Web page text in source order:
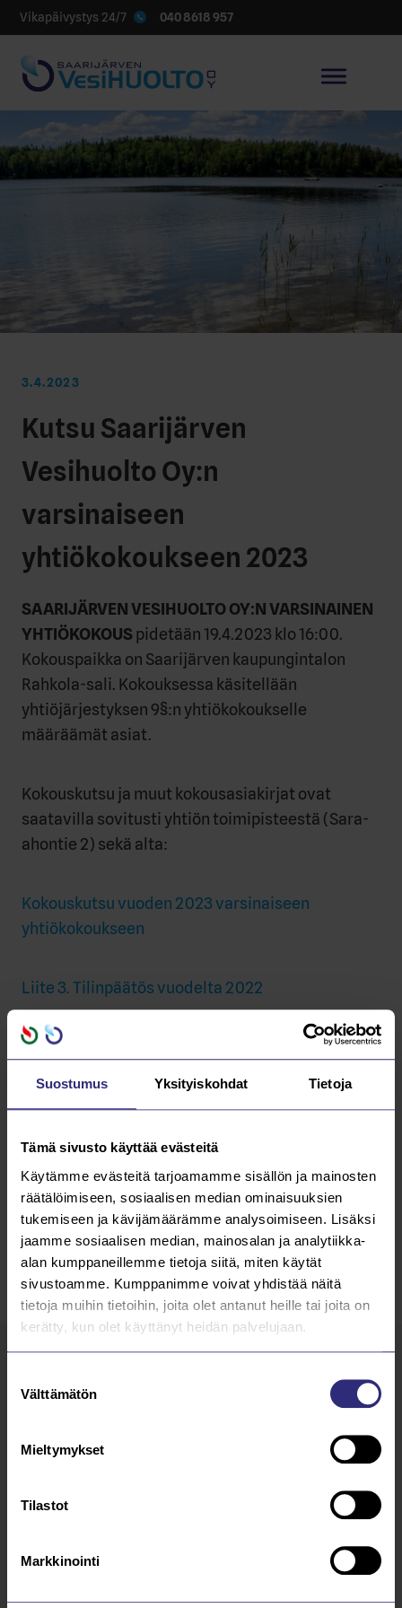
Suostumus Yksityiskohdat Tietoja
Tämä sivusto käyttää evästeitä
Käytämme evästeitä tarjoamamme sisällön ja mainosten
räätälöimiseen, sosiaalisen median ominaisuuksien
tukemiseen ja kävijämäärämme analysoimiseen. Lisäksi
jaamme sosiaalisen median, mainosalan ja analytiikka-
alan kumppaneillemme tietoja siitä, miten käytät
sivustoamme. Kumppanimme voivat yhdistää näitä
tietoja muihin tietoihin, joita olet antanut heille tai joita on
kerätty, kun olet käyttänyt heidän palvelujaan.
valinta
Välttämätön
Mieltymykset
Tilastot
Markkinointi
Vikapäivystys 24/7 040 8618 957
3.4.2023
Kutsu Saarijärven
Vesihuolto Oy:n
varsinaiseen
yhtiökokoukseen 2023
SAARIJÄRVEN VESIHUOLTO OY:N VARSINAINEN
YHTIÖKOKOUSpidetään 19.4.2023 klo 16:00.
Kokouspaikka on Saarijärven kaupungintalon
Rahkola-sali. Kokouksessa käsitellään
yhtiöjärjestyksen 9§:n yhtiökokoukselle
määräämät asiat.
Kokouskutsu ja muut kokousasiakirjat ovat
saatavilla sovitusti yhtiön toimipisteestä (Sara-
ahontie 2) sekä alta:
Kokouskutsu vuoden 2023 varsinaiseen
yhtiökokoukseen
Liite 3. Tilinpäätös vuodelta 2022
Liite 4. Tilintarkastuskertomus vuodelta 2022
Saarijärvellä 3.4.2023
SAARIJÄRVEN VESIHUOLTO OY
Lue kaikki
26.3.2026
Lue lisää
31.3.2025